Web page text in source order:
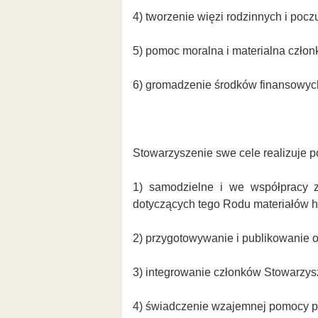
4) tworzenie więzi rodzinnych i
5) pomoc moralna i materialna
6) gromadzenie środków
Stowarzyszenie swe cele realizuje
1) samodzielne i we
dotyczących tego Rodu materiałów
2) przygotowywanie i publikowanie
3) integrowanie członków
4) świadczenie wzajemnej pomocy